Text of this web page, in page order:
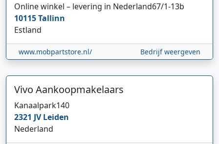
Online winkel – levering in Nederland67/1-13b
10115Tallinn
Estland
www.mobpartstore.nl/ Bedrijf weergeven
Vivo Aankoopmakelaars
Kanaalpark140
2321 JVLeiden
Nederland